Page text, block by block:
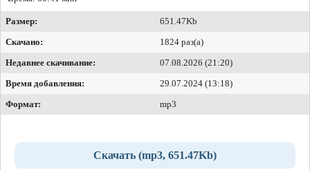
Размер:
651.47Kb
Скачано:
1824 раз(а)
Недавнее скачивание:
07.08.2026 (21:20)
Время добавления:
29.07.2024 (13:18)
Формат:
mp3
Скачать (mp3, 651.47Kb)